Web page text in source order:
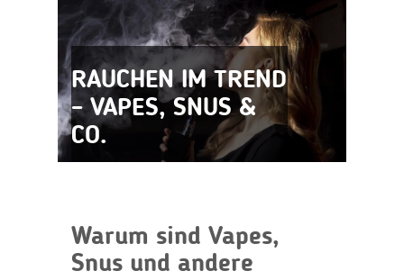
RAUCHEN IM TREND
– VAPES, SNUS &
CO.
Warum sind Vapes,
Snus und andere